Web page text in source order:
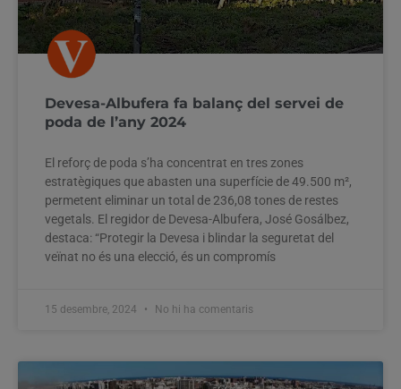
Devesa-Albufera fa balanç del servei de
poda de l’any 2024
El reforç de poda s’ha concentrat en tres zones
estratègiques que abasten una superfície de 49.500 m²,
permetent eliminar un total de 236,08 tones de restes
vegetals. El regidor de Devesa-Albufera, José Gosálbez,
destaca: “Protegir la Devesa i blindar la seguretat del
veïnat no és una elecció, és un compromís
15 desembre, 2024 No hi ha comentaris